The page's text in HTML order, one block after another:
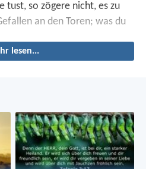
tust, so zögere nicht, es zu
an den Toren; was du
lesen...